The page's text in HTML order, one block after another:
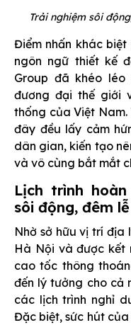
Trải nghiệm sôi
Điểm nhấn khác
ngôn ngữ thiết kế
Group đã khéo
đương đại thế giới
thống của Việt Nam.
đây đều lấy cảm
dân gian, kiến tạo
và vô cùng bắt mắt
Lịch trình
sôi động, đêm
Nhờ sở hữu vị trí
Hà Nội và được kết
cao tốc thông
đến lý tưởng cho cả
các lịch trình nghỉ
Đặc biệt, sức hút